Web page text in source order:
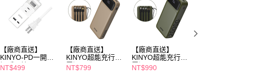
５．嚴禁一人註冊多個帳號或使用他人資訊註冊。若發現惡意使用之情
形，恩沛科技股份有限公司將有權停止該用戶之使用額度並採取法律行
動。
【廠商直送】
KINYO-PD一開三
插延長線-1.8m
NT$499
【廠商直送】
KINYO超能充行動
電源-10000mAh-
附線
NT$799
【廠商直送】
KINYO超能充行動
電源-20000mAh-
附線
NT$990